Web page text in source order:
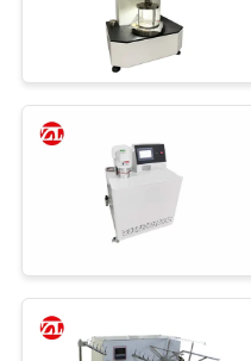
여
행
2 롤 밀
유니버
계